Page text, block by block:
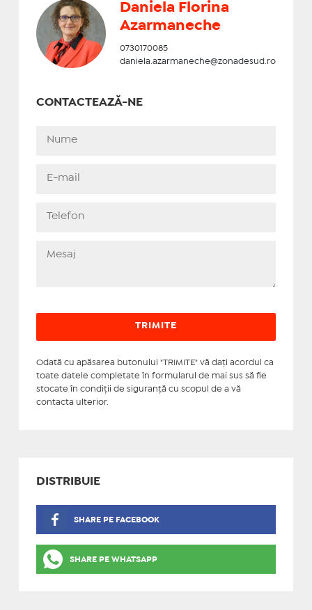
Daniela Florina
Azarmaneche
0730170085
daniela.azarmaneche@zonadesud.ro
CONTACTEAZĂ-NE
Odată cu apăsarea butonului "TRIMITE" vă daţi acordul ca
toate datele completate în formularul de mai sus să fie
stocate în condiţii de siguranţă cu scopul de a vă
contacta ulterior.
DISTRIBUIE
SHARE PE FACEBOOK
SHARE PE WHATSAPP